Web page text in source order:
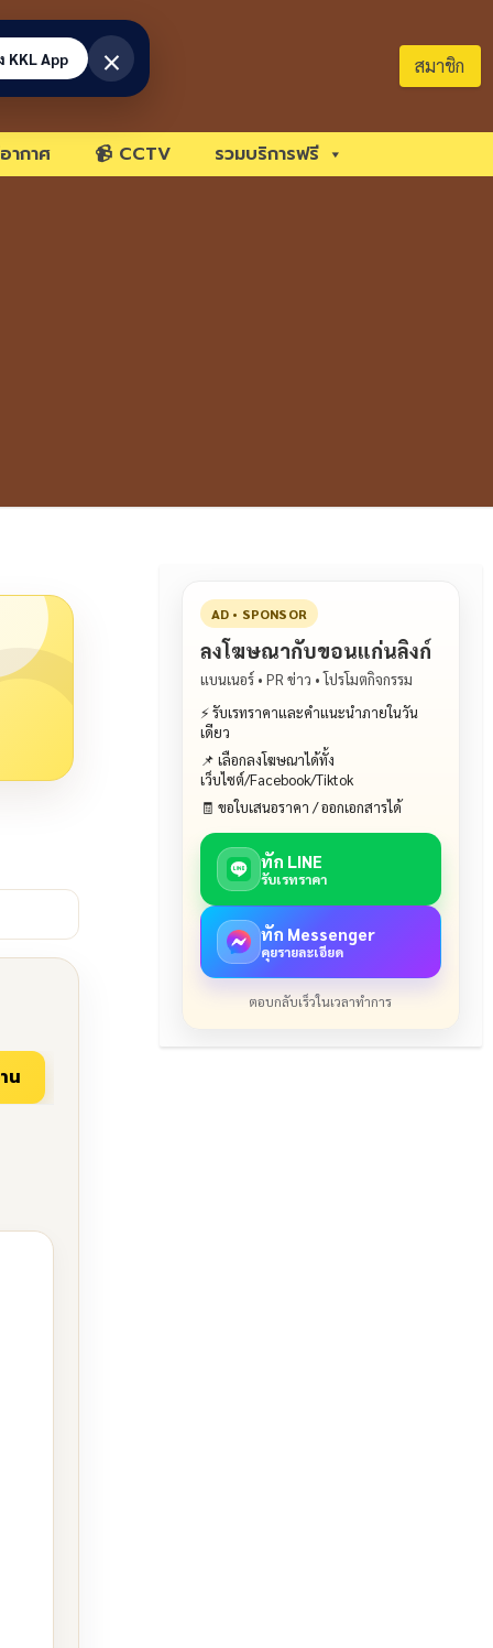
สมาชิก
ากาศ 📹 CCTV รวมบริการฟรี
AD • SPONSOR
ลงโฆษณากับขอนแก่นลิงก์
แบนเนอร์ • PR ข่าว • โปรโมตกิจกรรม
⚡ รับเรทราคาและคำแนะนำภายในวัน
เดียว
📌 เลือกลงโฆษณาได้ทั้ง
เว็บไซต์/Facebook/Tiktok
🧾 ขอใบเสนอราคา / ออกเอกสารได้
ทัก LINE
รับเรทราคา
ทัก Messenger
คุยรายละเอียด
ตอบกลับเร็วในเวลาทำการ
KKL App ×